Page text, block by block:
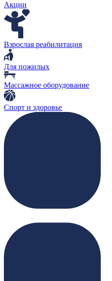
Акции
Взрослая реабилитация
Для пожилых
Массажное оборудование
Спорт и здоровье